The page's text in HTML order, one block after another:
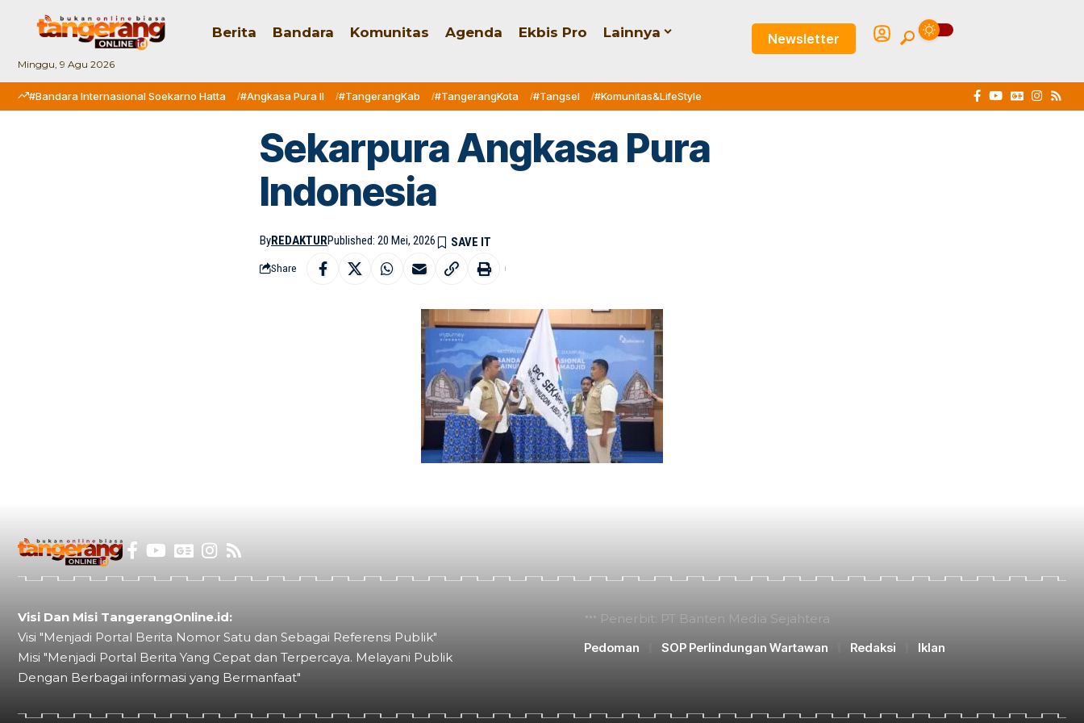
Minggu, 9 Agu 2026
Berita Bandara Komunitas Agenda Ekbis Pro Lainnya Newsletter
#Bandara Internasional Soekarno Hatta #Angkasa Pura II #TangerangKab #TangerangKota #Tangsel #Komunitas&LifeStyle
Sekarpura Angkasa Pura
Indonesia
ByREDAKTURPublished: 20 Mei, 2026
Share
Visi Dan Misi TangerangOnline.id:
Visi "Menjadi Portal Berita Nomor Satu dan Sebagai Referensi Publik"
Misi "Menjadi Portal Berita Yang Cepat dan Terpercaya. Melayani Publik
Dengan Berbagai informasi yang Bermanfaat"
Penerbit: PT Banten Media Sejahtera
Pedoman
SOP Perlindungan Wartawan Redaksi Iklan